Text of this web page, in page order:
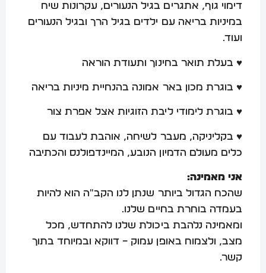
דימוי גוף, אתגרים בגיל הנעורים, עקרונות שיח
במיניות בריאה עם ילדים בגיל הרך ובגיל הנעורים
ועוד.
♥ בעלת תואר בחינוך ותעודת הוראה
♥ בוגרת מכון באר אמונה בהנחיית מיניות בריאה
♥ בוגרת לימודי ליבת הזוגיות אצל אפרת צור
♥ בקליניקה, מעבר לשיחה, אוהבת לעבוד עם
כלים מעולם הדמיון הנובע, המיינדפולנס והכתיבה
אני מאמינה:
שהכח הגדול ביותר שנתן לנו הקב"ה הוא להיות
בעמדה בוחרת בחיים שלנו.
ומאמינה נלהבת ביכולת שלנו להתחדש, מכל
מצב, ולצמוח באופן עמוק – דווקא ובמיוחד בתוך
קשר.